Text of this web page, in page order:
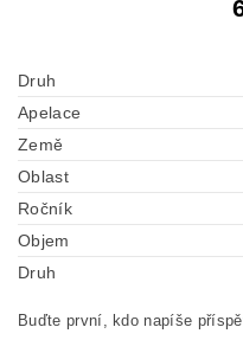
Druh
Apelace
Země
Oblast
Ročník
Objem
Druh
Buďte první, kdo napíše